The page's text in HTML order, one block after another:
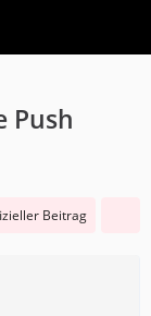
Push
Beitrag